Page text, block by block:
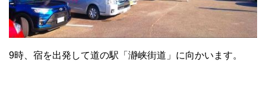
9時、宿を出発して道の駅「瀞峡街道」に向かいます。